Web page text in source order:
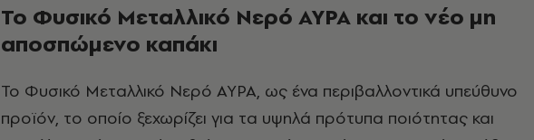
Το Φυσικό Μεταλλικό Νερό ΑΥΡΑ και το νέο μη
αποσπώμενο καπάκι
Το Φυσικό Μεταλλικό Νερό ΑΥΡΑ, ως ένα περιβαλλοντικά υπεύθυνο
προϊόν, το οποίο ξεχωρίζει για τα υψηλά πρότυπα ποιότητας και